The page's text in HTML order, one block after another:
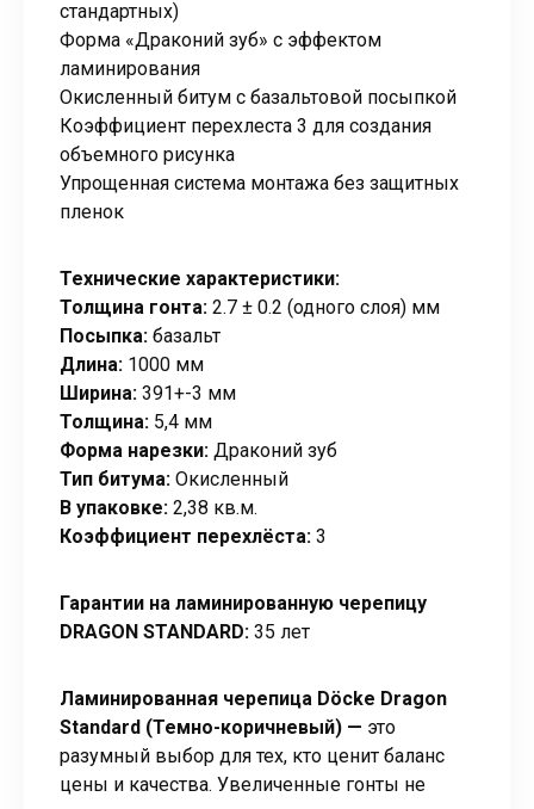
стандартных)
Форма «Драконий зуб» с эффектом
ламинирования
Окисленный битум с базальтовой посыпкой
Коэффициент перехлеста 3 для создания
объемного рисунка
Упрощенная система монтажа без защитных
пленок
Технические характеристики:
Толщина гонта: 2.7 ± 0.2 (одного слоя) мм
Посыпка: базальт
Длина: 1000 мм
Ширина: 391+-3 мм
Толщина: 5,4 мм
Форма нарезки: Драконий зуб
Тип битума: Окисленный
В упаковке: 2,38 кв.м.
Коэффициент перехлёста: 3
Гарантии на ламинированную черепицу
DRAGON STANDARD: 35 лет
Ламинированная черепица Döcke Dragon
Standard (Темно-коричневый) — это
разумный выбор для тех, кто ценит баланс
цены и качества. Увеличенные гонты не